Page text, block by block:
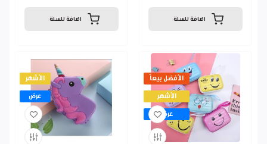
اضافة للسلة اضافة للسلة
الأشهر
عرض
الأفضل بيعاً
الأشهر
عرض